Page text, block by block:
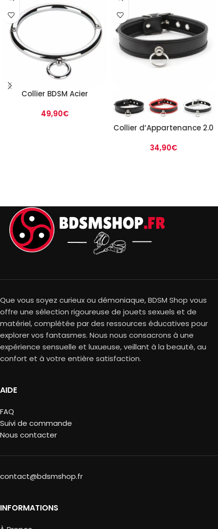
Collier BDSM Acier
49,90€
Collier d’Appartenance 2.0
34,90€
Que vous soyez curieux ou démoniaque, BDSM Shop vous
offre une sélection rigoureuse de jouets sexuels et de
matériel, complétée par des ressources éducatives pour
explorer vos fantasmes. Nous nous consacrons à une
expérience sensuelle et luxueuse, veillant à la beauté, au
confort et à votre entière satisfaction.
AIDE
FAQ
Suivi de commande
Nous contacter
contact@bdsmshop.fr
INFORMATIONS